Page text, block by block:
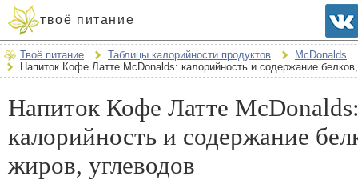
твоё питание
Твоё питание Таблицы калорийности продуктов
McDonalds
Напиток Кофе Латте McDonalds: калорийность и содержание
Напиток Кофе Латте
калорийность и содержание
жиров, углеводов